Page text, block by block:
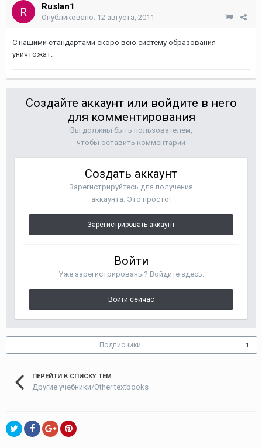
Ruslan1
Опубликовано: 12 августа, 2011
С нашими стандартами скоро всю систему образования
уничтожат.
Создайте аккаунт или войдите в него
для комментирования
Вы должны быть пользователем,
чтобы оставить комментарий
Создать аккаунт
Зарегистрируйтесь для получения
аккаунта. Это просто!
Зарегистрировать аккаунт
Войти
Уже зарегистрированы? Войдите здесь.
Войти сейчас
Подписчики 1
ПЕРЕЙТИ К СПИСКУ ТЕМ
Другие учебники/Other textbooks